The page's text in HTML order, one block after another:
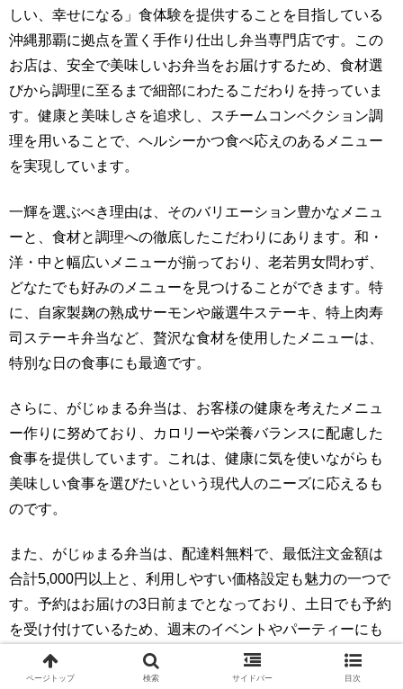
しい、幸せになる」食体験を提供することを目指している
沖縄那覇に拠点を置く手作り仕出し弁当専門店です。この
お店は、安全で美味しいお弁当をお届けするため、食材選
びから調理に至るまで細部にわたるこだわりを持っていま
す。健康と美味しさを追求し、スチームコンベクション調
理を用いることで、ヘルシーかつ食べ応えのあるメニュー
を実現しています。
一輝を選ぶべき理由は、そのバリエーション豊かなメニュ
ーと、食材と調理への徹底したこだわりにあります。和・
洋・中と幅広いメニューが揃っており、老若男女問わず、
どなたでも好みのメニューを見つけることができます。特
に、自家製麹の熟成サーモンや厳選牛ステーキ、特上肉寿
司ステーキ弁当など、贅沢な食材を使用したメニューは、
特別な日の食事にも最適です。
さらに、がじゅまる弁当は、お客様の健康を考えたメニュ
ー作りに努めており、カロリーや栄養バランスに配慮した
食事を提供しています。これは、健康に気を使いながらも
美味しい食事を選びたいという現代人のニーズに応えるも
のです。
また、がじゅまる弁当は、配達料無料で、最低注文金額は
合計5,000円以上と、利用しやすい価格設定も魅力の一つで
す。予約はお届けの3日前までとなっており、土日でも予約
を受け付けているため、週末のイベントやパーティーにも
対応可能です。
ページトップ 検索 サイドバー 目次